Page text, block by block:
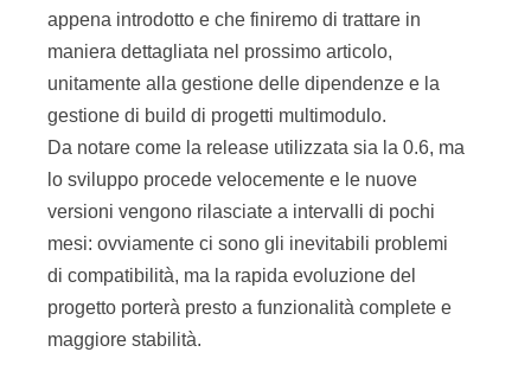
appena introdotto e che finiremo di trattare in
maniera dettagliata nel prossimo articolo,
unitamente alla gestione delle dipendenze e la
gestione di build di progetti multimodulo.
Da notare come la release utilizzata sia la 0.6, ma
lo sviluppo procede velocemente e le nuove
versioni vengono rilasciate a intervalli di pochi
mesi: ovviamente ci sono gli inevitabili problemi
di compatibilità, ma la rapida evoluzione del
progetto porterà presto a funzionalità complete e
maggiore stabilità.